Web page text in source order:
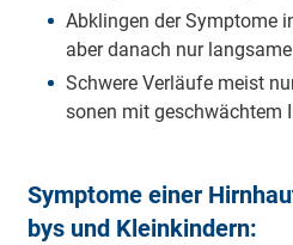
Ab­kling­en der Symp­to­me
aber da­nach nur
Schwe­re Ver­läu­fe meist
so­nen mit ge­schwäch­tem
Symp­to­me ei­ner
bys und Klein­kin­dern: